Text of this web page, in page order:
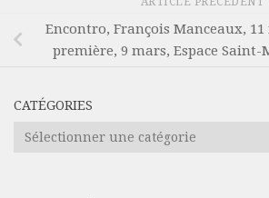
Encontro, François Manceaux,
première, 9 mars, Espace Saint-
CATÉGORIES
Catégories